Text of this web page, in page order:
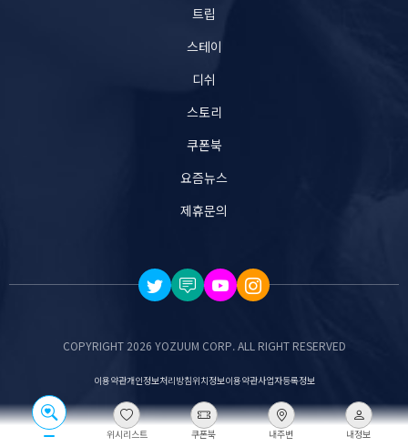
위시리스트 쿠폰북 내주변 내정보
트립
스테이
디쉬
스토리
쿠폰북
요즘뉴스
제휴문의
COPYRIGHT 2026 YOZUUM CORP. ALL RIGHT RESERVED
이용약관개인정보처리방침위치정보이용약관사업자등록정보